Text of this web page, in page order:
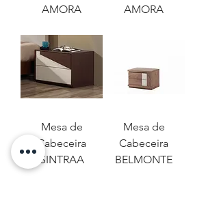
AMORA
AMORA
Mesa de
Cabeceira
SINTRAA
Mesa de
Cabeceira
BELMONTE